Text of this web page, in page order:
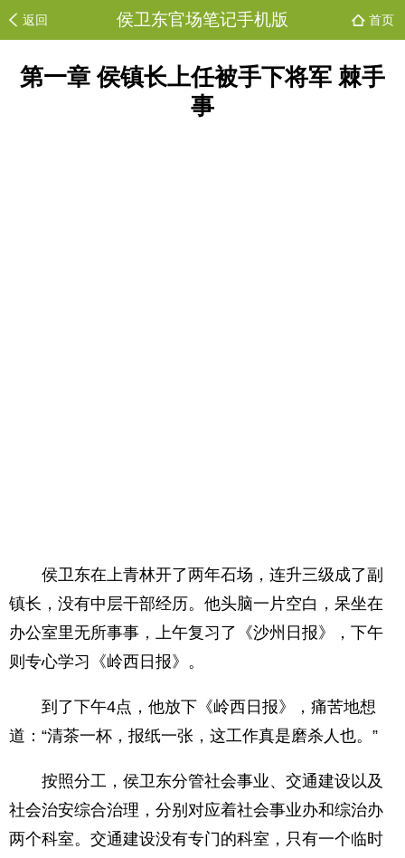
返回 侯卫东官场笔记手机版 首页
第一章 侯镇长上任被手下将军 棘手
事
侯卫东在上青林开了两年石场，连升三级成了副
镇长，没有中层干部经历。他头脑一片空白，呆坐在
办公室里无所事事，上午复习了《沙州日报》，下午
则专心学习《岭西日报》。
到了下午4点，他放下《岭西日报》，痛苦地想
道：“清茶一杯，报纸一张，这工作真是磨杀人也。”
按照分工，侯卫东分管社会事业、交通建设以及
社会治安综合治理，分别对应着社会事业办和综治办
两个科室。交通建设没有专门的科室，只有一个临时